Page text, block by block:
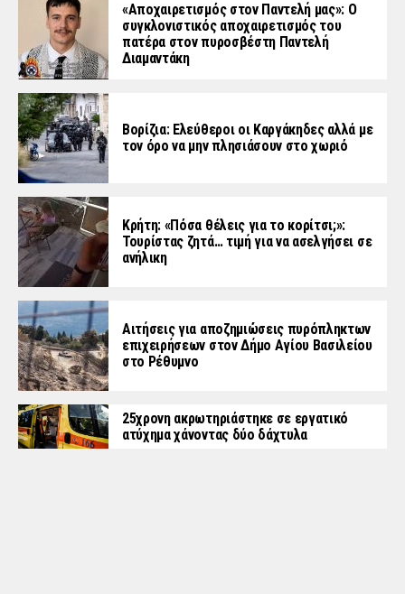
«Aποχαιρετισμός στον Παντελή μας»: Ο
συγκλονιστικός αποχαιρετισμός του
πατέρα στον πυροσβέστη Παντελή
Διαμαντάκη
Βορίζια: Ελεύθεροι οι Καργάκηδες αλλά με
τον όρο να μην πλησιάσουν στο χωριό
Κρήτη: «Πόσα θέλεις για το κορίτσι;»:
Τουρίστας ζητά… τιμή για να ασελγήσει σε
ανήλικη
Αιτήσεις για αποζημιώσεις πυρόπληκτων
επιχειρήσεων στον Δήμο Αγίου Βασιλείου
στο Ρέθυμνο
25χρονη ακρωτηριάστηκε σε εργατικό
ατύχημα χάνοντας δύο δάχτυλα